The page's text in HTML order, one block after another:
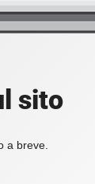
sito
a breve.